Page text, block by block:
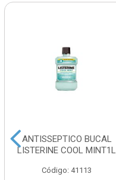
ANTISSEPTICO BUCAL
LISTERINE COOL MINT1L
Código: 41113